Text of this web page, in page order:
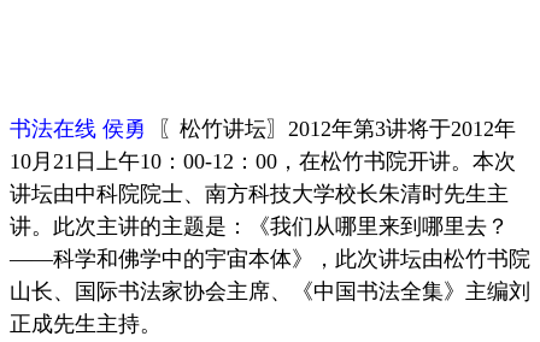
书法在线 侯勇 〖松竹讲坛〗2012年第3讲将于2012年
10月21日上午10：00-12：00，在松竹书院开讲。本次
讲坛由中科院院士、南方科技大学校长朱清时先生主
讲。此次主讲的主题是：《我们从哪里来到哪里去？
——科学和佛学中的宇宙本体》，此次讲坛由松竹书院
山长、国际书法家协会主席、《中国书法全集》主编刘
正成先生主持。